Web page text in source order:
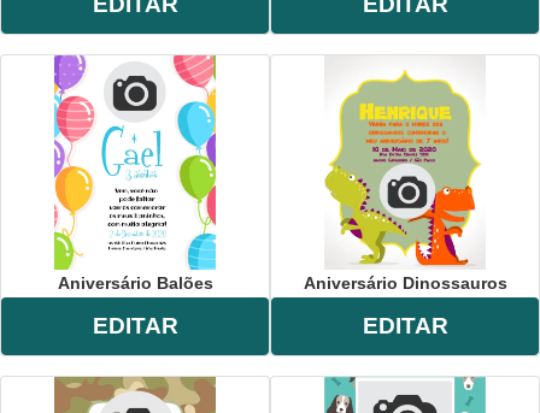
Aniversário Balões
EDITAR
Aniversário Dinossauros
EDITAR